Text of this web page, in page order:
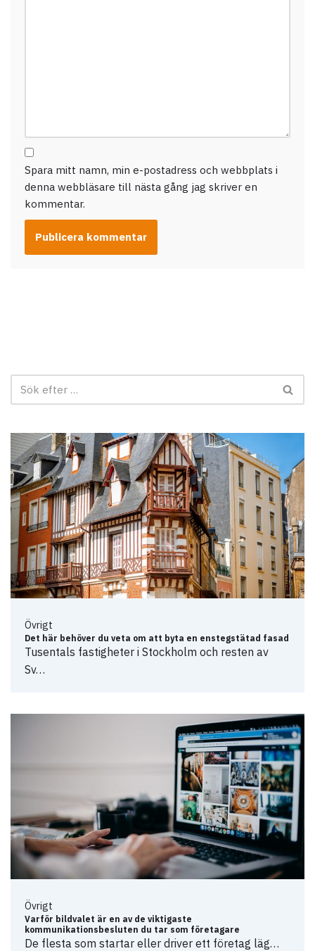
Spara mitt namn, min e-postadress och webbplats i
denna webbläsare till nästa gång jag skriver en
kommentar.
Övrigt
Det här behöver du veta om att byta en enstegstätad fasad
Tusentals fastigheter i Stockholm och resten av
Sv…
Övrigt
Varför bildvalet är en av de viktigaste
kommunikationsbesluten du tar som företagare
De flesta som startar eller driver ett företag läg…